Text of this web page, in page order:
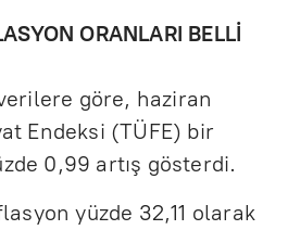
ORANLARI BELLİ
göre, haziran
Endeksi (TÜFE) bir
0,99 artış gösterdi.
yüzde 32,11 olarak